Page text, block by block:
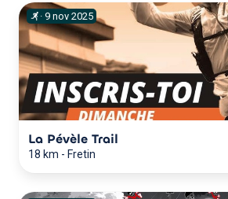
· 9 nov 2025
La Pévèle Trail
18 km - Fretin